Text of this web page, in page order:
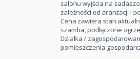
salonu wyjścia na
zależności od aranżacji i
Cena zawiera stan
szamba, podłączone
Działka /
pomieszczenia